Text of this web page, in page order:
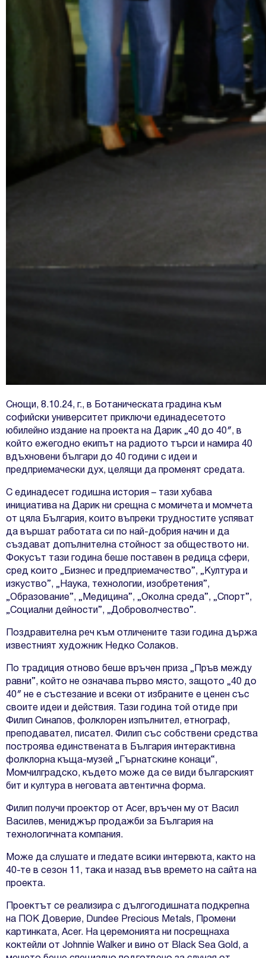
Снощи, 8.10.24, г., в Ботаническата градина към
софийски университет приключи единадесетото
юбилейно издание на проекта на Дарик „40 до 40″, в
който ежегодно екипът на радиото търси и намира 40
вдъхновени българи до 40 години с идеи и
предприемачески дух, целящи да променят средата.
С единадесет годишна история – тази хубава
инициатива на Дарик ни срещна с момичета и момчета
от цяла България, които въпреки трудностите успяват
да вършат работата си по най-добрия начин и да
създават допълнителна стойност за обществото ни.
Фокусът тази година беше поставен в редица сфери,
сред които „Бизнес и предприемачество”, „Култура и
изкуство”, „Наука, технологии, изобретения”,
„Образование”, „Медицина”, „Околна среда”, „Спорт”,
„Социални дейности”, „Доброволчество”.
Поздравителна реч към отличените тази година държа
известният художник Недко Солаков.
По традиция отново беше връчен приза „Пръв между
равни”, който не означава първо място, защото „40 до
40″ не е състезание и всеки от избраните е ценен със
своите идеи и действия. Тази година той отиде при
Филип Синапов, фолклорен изпълнител, етнограф,
преподавател, писател. Филип със собствени средства
построява единствената в България интерактивна
фолклорна къща-музей „Гърнатскине конаци“,
Момчилградско, където може да се види българският
бит и култура в неговата автентична форма.
Филип получи проектор от Acer, връчен му от Васил
Василев, мениджър продажби за България на
технологичната компания.
Може да слушате и гледате всики интервюта, както на
40-те в сезон 11, така и назад във времето на сайта на
проекта.
Проектът се реализира с дългогодишната подкрепна
на
ПОК Доверие, Dundee Precious Metals,
Промени
картинката, Acer. На церемонията ни посрещнаха
коктейли от Johnnie Walker и вино от Black Sea Gold , а